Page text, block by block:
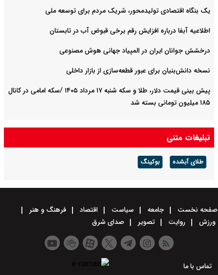
یک بنگاه اقتصادی تولیدمحور، شریک مردم برای توسعه ملی
اطلاعیه آبفا درباره افزایش رقم برخی قبوض آب در تابستان
درخشش جوانان ایران در المپیاد جهانی هوش مصنوعی
نسخه دانش‌بنیان برای عبور قطعه‌سازی از بازار داخلی
پیش ‌بینی قیمت دلار، طلا و سکه شنبه ۱۷ مرداد ۱۴۰۵ /سکه امامی در کانال
۱۸۵ میلیون تومانی بسته شد
تبلیغات متنی
طلای آبشده بوکینگ
صفحه نخست جامعه سیاست اقتصاد
فرهنگ و هنر
ورزش
روایت تصویر صدای شرق
تماس با ما